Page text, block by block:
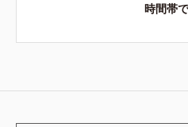
時間帯で